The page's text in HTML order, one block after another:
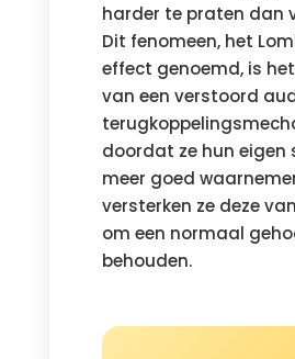
harder te praten dan
Dit fenomeen, het
effect genoemd, is
van een verstoord
doordat ze hun eigen
meer goed
versterken ze deze
om een normaal
behouden.